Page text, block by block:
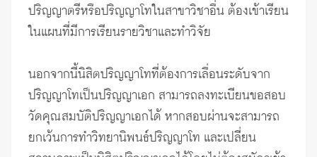
ปริญญาตรีหรือปริญญาโทในสาขาวิชาอื่น ต้องเข้าเรียน
ในแผนที่มีการเรียนรายวิชาและทำวิจัย
นอกจากนี้นิสิตปริญญาโทที่ต้องการเลื่อนระดับจาก
ปริญญาโทเป็นปริญญาเอก สามารถลงทะเบียนขอสอบ
วัดคุณสมบัติปริญญาเอกได้ หากสอบผ่านจะสามารถ
ยกเว้นการทำวิทยานิพนธ์ปริญญาโท และเปลี่ยน